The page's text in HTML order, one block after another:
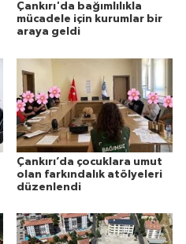
Çankırı'da bağımlılıkla
mücadele için kurumlar bir
araya geldi
Çankırı’da çocuklara umut
olan farkındalık atölyeleri
düzenlendi